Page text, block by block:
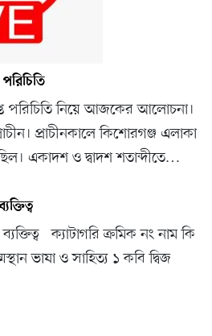
পরিচিতি নিয়ে আজকের আলোচনা।
প্রাচীনকালে কিশোরগঞ্জ এলাকা
একাদশ ও দ্বাদশ শতাব্দীতে…
ক্যাটাগরি ক্রমিক নং নাম কি
ভাষা ও সাহিত্য ১ কবি দ্বিজ